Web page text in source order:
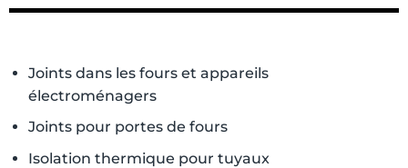
Joints dans les fours et appareils
électroménagers
Joints pour portes de fours
Isolation thermique pour tuyaux